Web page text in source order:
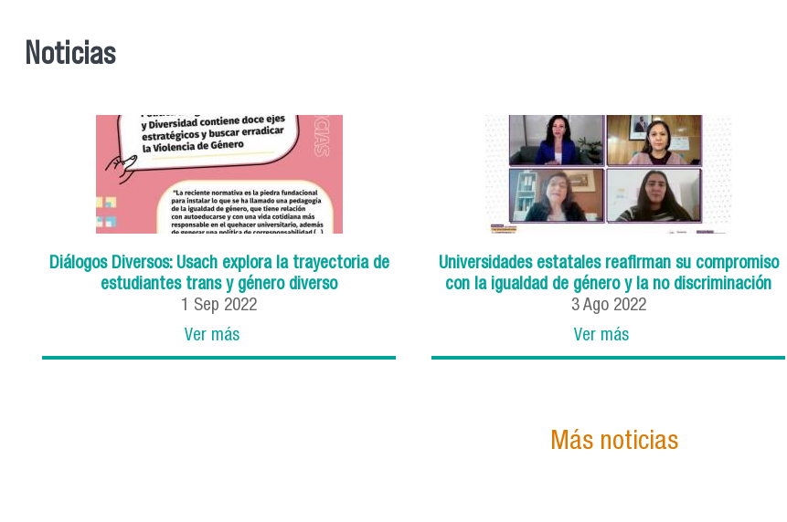
Noticias
Diálogos Diversos: Usach explora la trayectoria de
estudiantes trans y género diverso
1 Sep 2022
Ver más
Universidades estatales reafirman su compromiso
con la igualdad de género y la no discriminación
3 Ago 2022
Ver más
Más noticias